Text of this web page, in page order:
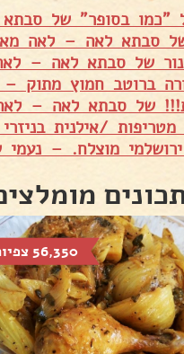
"כמו בסופר" של
של סבתא לאה – לאה
של סבתא לאה –
ברוטב חמוץ מתוק –
של סבתא לאה –
/אילנית
מוצלח. – נעמי
56,350 צפיות